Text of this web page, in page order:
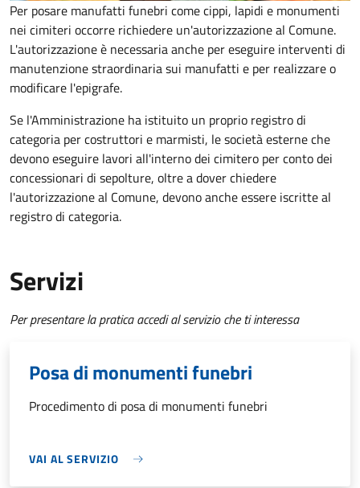
Per posare manufatti funebri come cippi, lapidi e monumenti
nei cimiteri occorre richiedere un'autorizzazione al Comune.
L'autorizzazione è necessaria anche per eseguire interventi di
manutenzione straordinaria sui manufatti e per realizzare o
modificare l'epigrafe.
Se l'Amministrazione ha istituito un proprio registro di
categoria per costruttori e marmisti, le società esterne che
devono eseguire lavori all'interno dei cimitero per conto dei
concessionari di sepolture, oltre a dover chiedere
l'autorizzazione al Comune, devono anche essere iscritte al
registro di categoria.
Servizi
Per presentare la pratica accedi al servizio che ti interessa
Posa di monumenti funebri
Procedimento di posa di monumenti funebri
VAI AL SERVIZIO